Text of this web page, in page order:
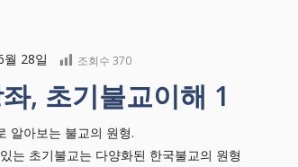
월 28일 조회수 370
, 초기불교이해 1
알아보는 불교의 원형.
는 초기불교는 다양화된 한국불교의 원형